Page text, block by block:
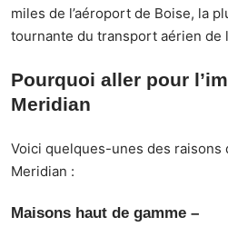
miles de l’aéroport de Boise, la
tournante du transport aérien de
Pourquoi aller pour
Meridian
Voici quelques-unes des raisons
Meridian :
Maisons haut de gamme –